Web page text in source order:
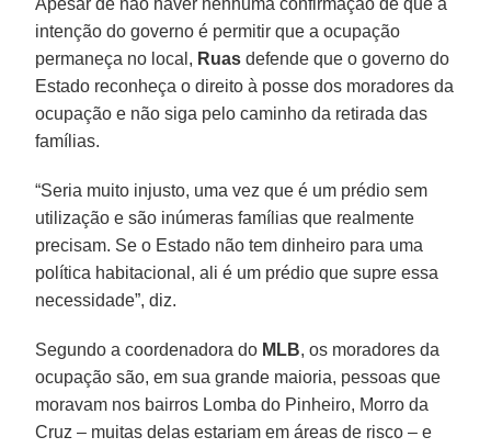
intenção do governo é permitir que a ocupação
permaneça no local, Ruas defende que o governo do
Estado reconheça o direito à posse dos moradores da
ocupação e não siga pelo caminho da retirada das
famílias.
“Seria muito injusto, uma vez que é um prédio sem
utilização e são inúmeras famílias que realmente
precisam. Se o Estado não tem dinheiro para uma
política habitacional, ali é um prédio que supre essa
necessidade”, diz.
Segundo a coordenadora do MLB, os moradores da
ocupação são, em sua grande maioria, pessoas que
moravam nos bairros Lomba do Pinheiro, Morro da
Cruz – muitas delas estariam em áreas de risco – e